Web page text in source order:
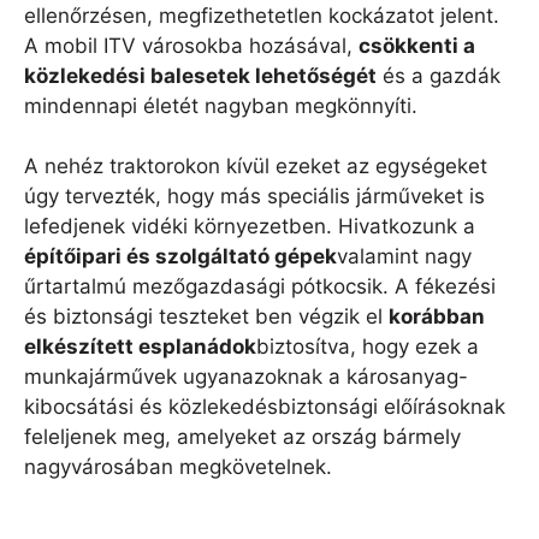
ellenőrzésen, megfizethetetlen kockázatot jelent.
A mobil ITV városokba hozásával, csökkenti a
közlekedési balesetek lehetőségét és a gazdák
mindennapi életét nagyban megkönnyíti.
A nehéz traktorokon kívül ezeket az egységeket
úgy tervezték, hogy más speciális járműveket is
lefedjenek vidéki környezetben. Hivatkozunk a
építőipari és szolgáltató gépekvalamint nagy
űrtartalmú mezőgazdasági pótkocsik. A fékezési
és biztonsági teszteket ben végzik el korábban
elkészített esplanádokbiztosítva, hogy ezek a
munkajárművek ugyanazoknak a károsanyag-
kibocsátási és közlekedésbiztonsági előírásoknak
feleljenek meg, amelyeket az ország bármely
nagyvárosában megkövetelnek.